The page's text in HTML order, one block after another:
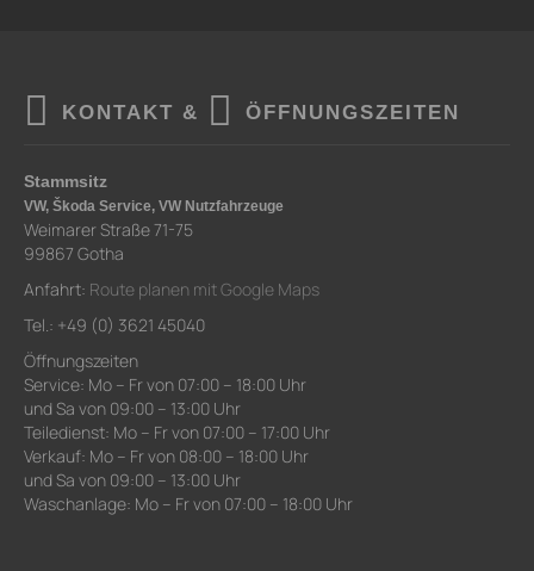
KONTAKT & ÖFFNUNGSZEITEN
Stammsitz
VW, Škoda Service, VW Nutzfahrzeuge
Weimarer Straße 71-75
99867 Gotha
Anfahrt: Route planen mit Google Maps
Tel.: +49 (0) 3621 45040
Öffnungszeiten
Service: Mo – Fr von 07:00 – 18:00 Uhr
und Sa von 09:00 – 13:00 Uhr
Teiledienst: Mo – Fr von 07:00 – 17:00 Uhr
Verkauf: Mo – Fr von 08:00 – 18:00 Uhr
und Sa von 09:00 – 13:00 Uhr
Waschanlage: Mo – Fr von 07:00 – 18:00 Uhr